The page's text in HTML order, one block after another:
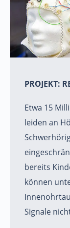
PROJEKT:
Etwa 15
leiden an
bereits
können
Signale